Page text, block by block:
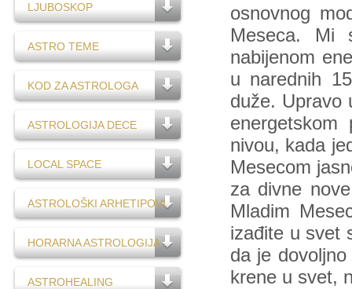
LJUBOSKOP
ASTRO TEME
KOD ZA ASTROLOGA
ASTROLOGIJA DECE
LOCAL SPACE
ASTROLOŠKI ARHETIPOVI
HORARNA ASTROLOGIJA
ASTROHEALING
osnovnog
Meseca. Mi
nabijenom
u narednih
duže. Upravo
nivou, kada
Mesecom
za divne
Mladim
izađite u svet
da je
krene u svet,